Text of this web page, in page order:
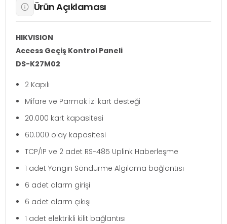
Ürün Açıklaması
HIKVISION
Access Geçiş Kontrol Paneli
DS-K27M02
2 Kapılı
Mifare ve Parmak izi kart desteği
20.000 kart kapasitesi
60.000 olay kapasitesi
TCP/IP ve 2 adet RS-485 Uplink Haberleşme
1 adet Yangın Söndürme Algılama bağlantısı
6 adet alarm girişi
6 adet alarm çıkışı
1 adet elektrikli kilit bağlantısı